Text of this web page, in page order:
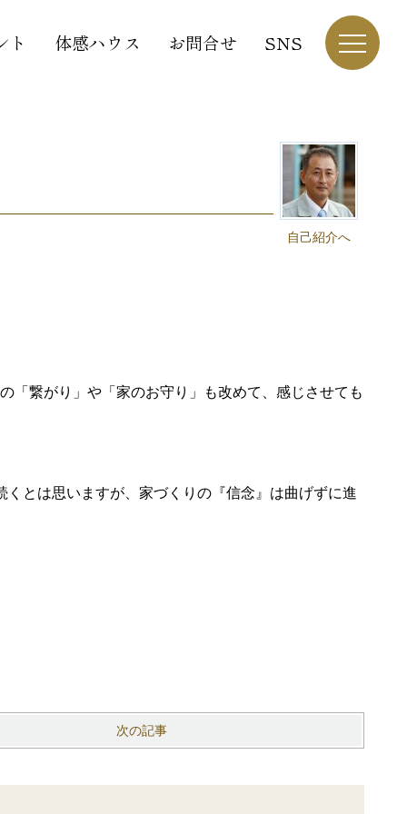
ト 体感ハウス お問合せ SNS
自己紹介へ
「繋がり」や「家のお守り」も改めて、感じさせても
とは思いますが、家づくりの『信念』は曲げずに進
次の記事